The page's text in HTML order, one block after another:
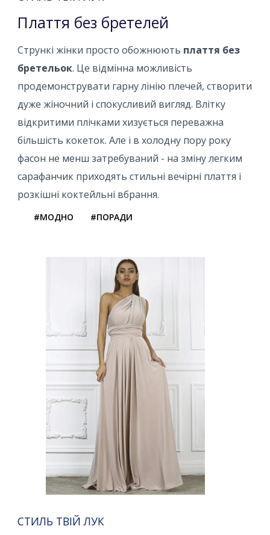
Плаття без бретелей
Стрункі жінки просто обожнюють плаття без
бретельок. Це відмінна можливість
продемонструвати гарну лінію плечей, створити
дуже жіночний і спокусливий вигляд. Влітку
відкритими плічками хизується переважна
більшість кокеток. Але і в холодну пору року
фасон не менш затребуваний - на зміну легким
сарафанчик приходять стильні вечірні плаття і
розкішні коктейльні вбрання.
#МОДНО #ПОРАДИ
СТИЛЬ ТВІЙ ЛУК